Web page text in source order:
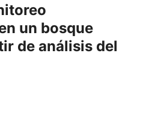
un bosque
de análisis del